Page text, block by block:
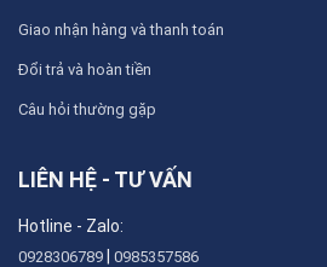
Giao nhận hàng và thanh toán
Đổi trả và hoàn tiền
Câu hỏi thường gặp
LIÊN HỆ - TƯ VẤN
Hotline - Zalo:
0928306789 0985357586